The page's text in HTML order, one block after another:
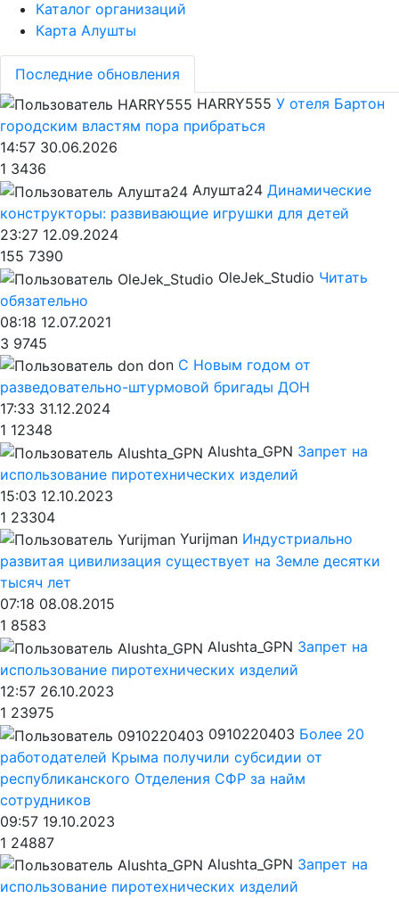
Каталог организаций
Карта Алушты
Последние обновления
HARRY555 У отеля Бартон
городским властям пора прибраться
14:57 30.06.2026
1 3436
Алушта24 Динамические
конструкторы: развивающие игрушки для детей
23:27 12.09.2024
155 7390
OleJek_Studio Читать
обязательно
08:18 12.07.2021
3 9745
don С Новым годом от
разведовательно-штурмовой бригады ДОН
17:33 31.12.2024
1 12348
Alushta_GPN Запрет на
использование пиротехнических изделий
15:03 12.10.2023
1 23304
Yurijman Индустриально
развитая цивилизация существует на Земле десятки
тысяч лет
07:18 08.08.2015
1 8583
Alushta_GPN Запрет на
использование пиротехнических изделий
12:57 26.10.2023
1 23975
0910220403 Более 20
работодателей Крыма получили субсидии от
республиканского Отделения СФР за найм
сотрудников
09:57 19.10.2023
1 24887
Alushta_GPN Запрет на
использование пиротехнических изделий